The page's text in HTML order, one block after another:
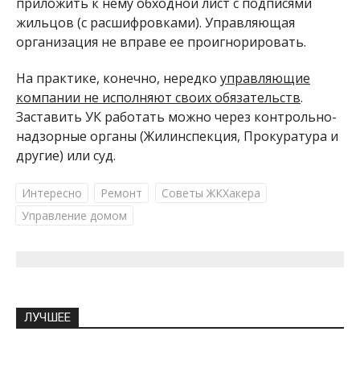
жильцов (с расшифровками). Управляющая
организация не вправе ее проигнорировать.
На практике, конечно, нередко управляющие
компании не исполняют своих обязательств.
Заставить УК работать можно через контрольно-
надзорные органы (Жилинспекция, Прокуратура и
другие) или суд.
Интересно Ремонт
Советы ЖКХакера
Управление домом
ЛУЧШЕЕ